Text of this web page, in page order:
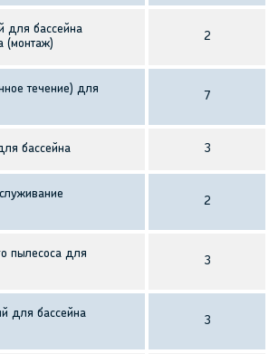
для бассейна
(монтаж)
2
течение) для
7
бассейна 3
2
пылесоса для
3
для бассейна
3